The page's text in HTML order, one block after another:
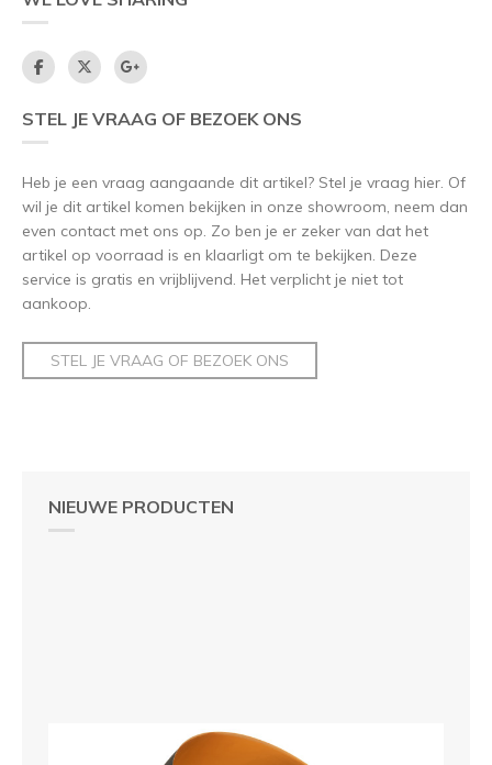
NIEUWE PRODUCTEN
STEL JE VRAAG OF BEZOEK ONS
Heb je een vraag aangaande dit artikel? Stel je vraag hier. Of
wil je dit artikel komen bekijken in onze showroom, neem dan
even contact met ons op. Zo ben je er zeker van dat het
artikel op voorraad is en klaarligt om te bekijken. Deze
service is gratis en vrijblijvend. Het verplicht je niet tot
aankoop.
STEL JE VRAAG OF BEZOEK ONS